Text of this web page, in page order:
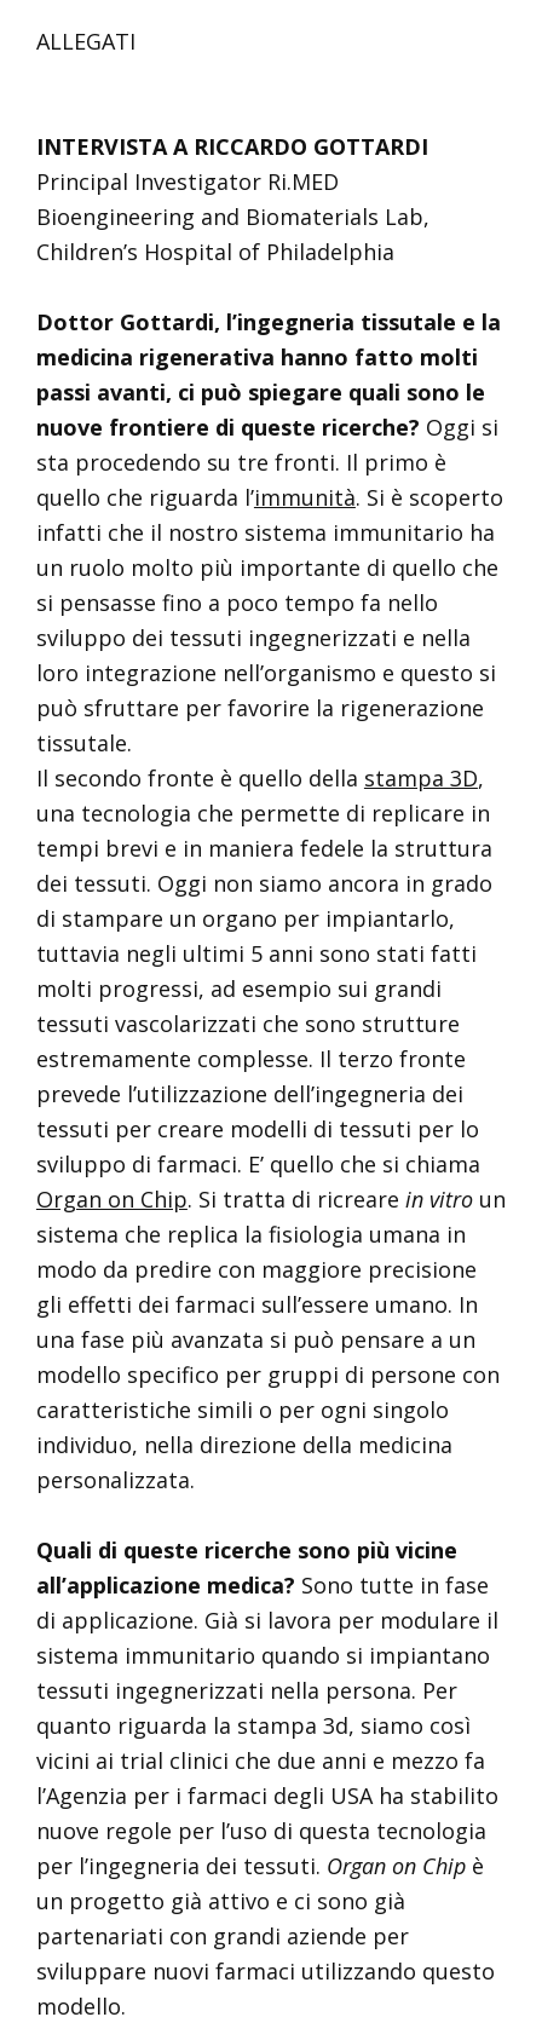
ALLEGATI
INTERVISTA A RICCARDO GOTTARDI
Principal Investigator Ri.MED
Bioengineering and Biomaterials Lab,
Children’s Hospital of Philadelphia
Dottor Gottardi, l’ingegneria tissutale e la
medicina rigenerativa hanno fatto molti
passi avanti, ci può spiegare quali sono le
nuove frontiere di queste ricerche? Oggi si
sta procedendo su tre fronti. Il primo è
quello che riguarda l’immunità. Si è scoperto
infatti che il nostro sistema immunitario ha
un ruolo molto più importante di quello che
si pensasse fino a poco tempo fa nello
sviluppo dei tessuti ingegnerizzati e nella
loro integrazione nell’organismo e questo si
può sfruttare per favorire la rigenerazione
tissutale.
Il secondo fronte è quello della stampa 3D,
una tecnologia che permette di replicare in
tempi brevi e in maniera fedele la struttura
dei tessuti. Oggi non siamo ancora in grado
di stampare un organo per impiantarlo,
tuttavia negli ultimi 5 anni sono stati fatti
molti progressi, ad esempio sui grandi
tessuti vascolarizzati che sono strutture
estremamente complesse. Il terzo fronte
prevede l’utilizzazione dell’ingegneria dei
tessuti per creare modelli di tessuti per lo
sviluppo di farmaci. E’ quello che si chiama
Organ on Chip. Si tratta di ricreare in vitroun
sistema che replica la fisiologia umana in
modo da predire con maggiore precisione
gli effetti dei farmaci sull’essere umano. In
una fase più avanzata si può pensare a un
modello specifico per gruppi di persone con
caratteristiche simili o per ogni singolo
individuo, nella direzione della medicina
personalizzata.
Quali di queste ricerche sono più vicine
all’applicazione medica? Sono tutte in fase
di applicazione. Già si lavora per modulare il
sistema immunitario quando si impiantano
tessuti ingegnerizzati nella persona. Per
quanto riguarda la stampa 3d, siamo così
vicini ai trial clinici che due anni e mezzo fa
l’Agenzia per i farmaci degli USA ha stabilito
nuove regole per l’uso di questa tecnologia
per l’ingegneria dei tessuti. Organ on Chipè
un progetto già attivo e ci sono già
partenariati con grandi aziende per
sviluppare nuovi farmaci utilizzando questo
modello.